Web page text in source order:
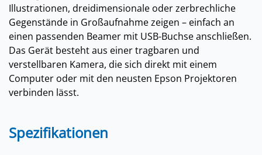
Illustrationen, dreidimensionale oder zerbrechliche
Gegenstände in Großaufnahme zeigen – einfach an
einen passenden Beamer mit USB-Buchse anschließen.
Das Gerät besteht aus einer tragbaren und
verstellbaren Kamera, die sich direkt mit einem
Computer oder mit den neusten Epson Projektoren
verbinden lässt.
Spezifikationen